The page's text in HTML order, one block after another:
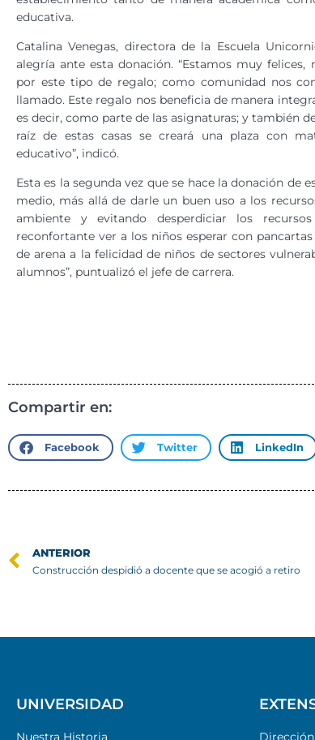
educativa.
Catalina Venegas, directora de la Escuela
alegría ante esta donación. “Estamos muy
por este tipo de regalo; como comunidad nos
llamado. Este regalo nos beneficia de manera
es decir, como parte de las asignaturas; y también
raíz de estas casas se creará una plaza con
educativo”, indicó.
Esta es la segunda vez que se hace la donación de
medio, más allá de darle un buen uso a los
ambiente y evitando desperdiciar los
reconfortante ver a los niños esperar con
de arena a la felicidad de niños de sectores
alumnos”, puntualizó el jefe de carrera.
Compartir en:
Facebook Twitter LinkedIn
ANTERIOR
Construcción despidió a docente que se acogió a retiro
UNIVERSIDAD
Nuestra Historia